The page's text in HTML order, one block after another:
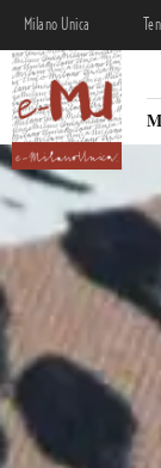
Milano Unica